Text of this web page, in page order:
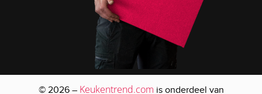
© 2026 – Keukentrend.com is onderdeel van